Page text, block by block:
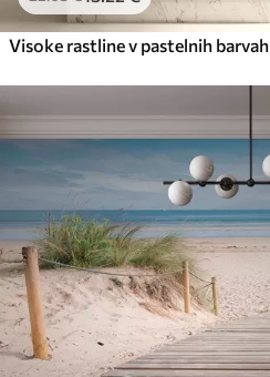
Visoke rastline v pastelnih barvah